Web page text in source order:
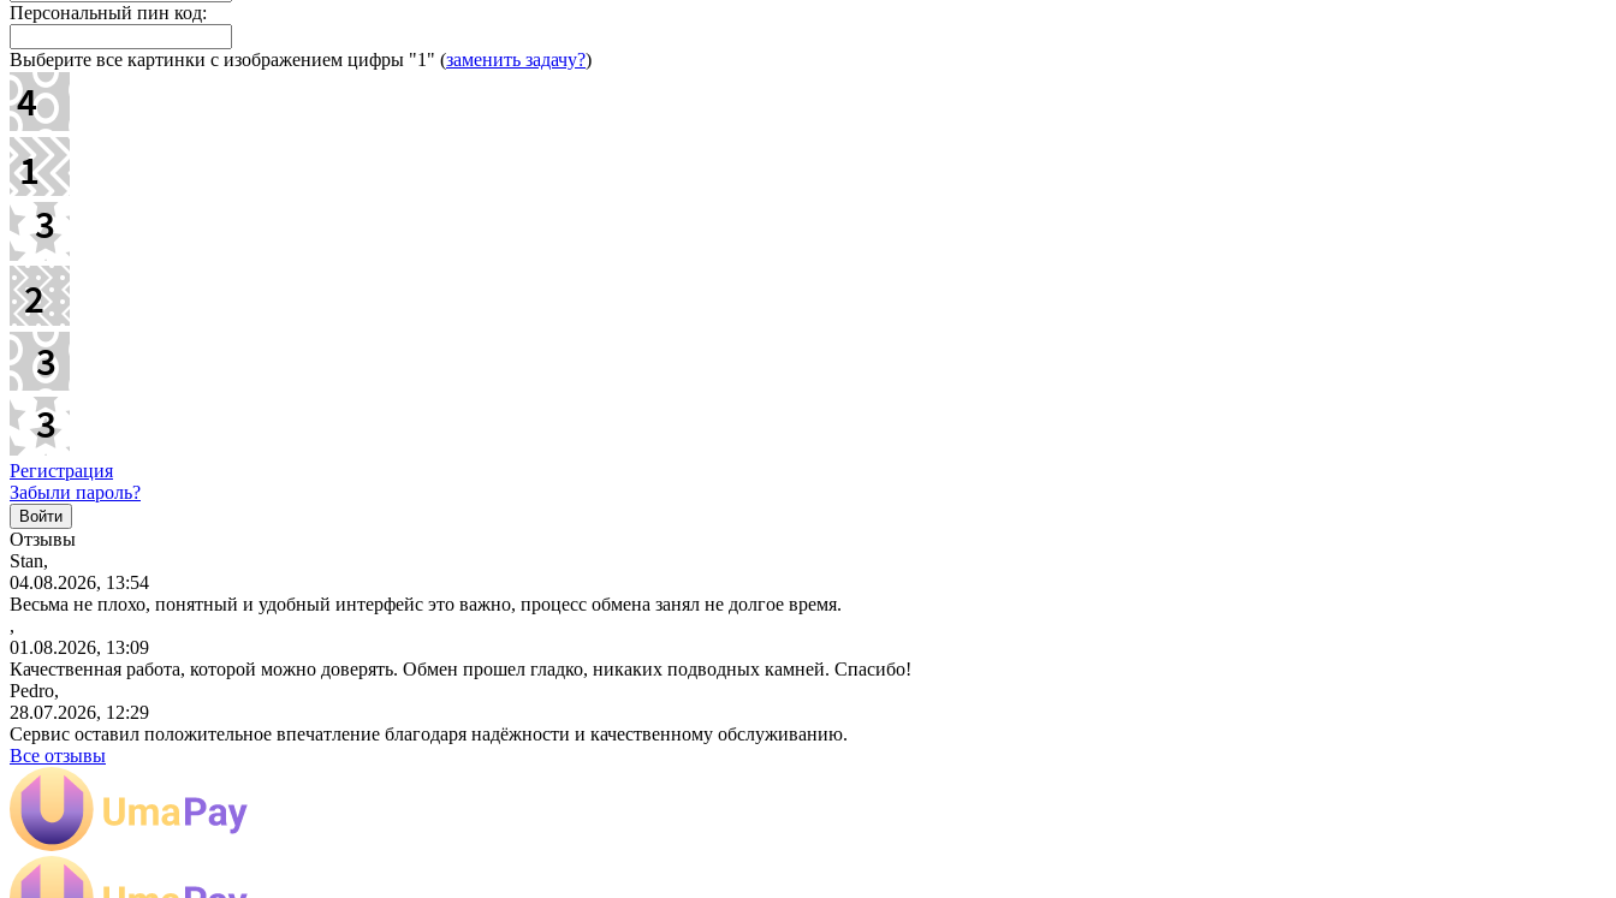
Персональный пин код:
Выберите все картинки с изображением цифры "1" (заменить задачу?)
Регистрация
Забыли пароль?
Отзывы
Stan,
04.08.2026, 13:54
Весьма не плохо, понятный и удобный интерфейс это важно, процесс обмена занял не долгое время.
,
01.08.2026, 13:09
Качественная работа, которой можно доверять. Обмен прошел гладко, никаких подводных камней. Спасибо!
Pedro,
28.07.2026, 12:29
Сервис оставил положительное впечатление благодаря надёжности и качественному обслуживанию.
Все отзывы